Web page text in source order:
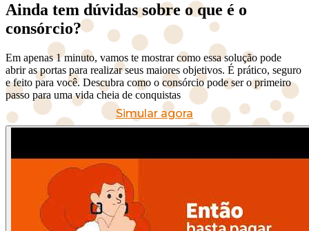
Ainda tem dúvidas sobre o que é o
consórcio?
Em apenas 1 minuto, vamos te mostrar como essa solução pode
abrir as portas para realizar seus maiores objetivos. É prático, seguro
e feito para você. Descubra como o consórcio pode ser o primeiro
passo para uma vida cheia de conquistas
Simular agora